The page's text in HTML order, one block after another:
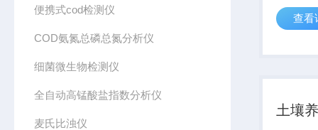
便携式cod检测仪
COD氨氮总磷总氮分析仪
细菌微生物检测仪
全自动高锰酸盐指数分析仪
麦氏比浊仪
地、不
和长期
查看
土壤